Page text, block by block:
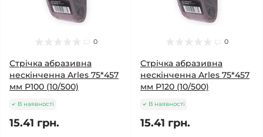
0
Стрічка абразивна
нескінченна Arles 75*457
мм Р100 (10/500)
В наявності
15.41 грн.
0
Стрічка абразивна
нескінченна Arles 75*457
мм Р120 (10/500)
В наявності
15.41 грн.